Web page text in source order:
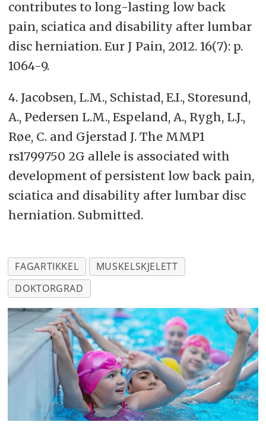
contributes to long-lasting low back
pain, sciatica and disability after lumbar
disc herniation. Eur J Pain, 2012. 16(7): p.
1064-9.
4. Jacobsen, L.M., Schistad, E.I., Storesund,
A., Pedersen L.M., Espeland, A., Rygh, L.J.,
Røe, C. and Gjerstad J. The MMP1
rs1799750 2G allele is associated with
development of persistent low back pain,
sciatica and disability after lumbar disc
herniation. Submitted.
FAGARTIKKEL
MUSKELSKJELETT
DOKTORGRAD